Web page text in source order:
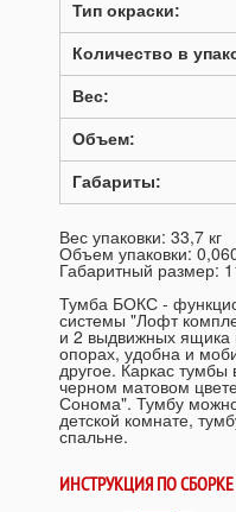
Тип окраски:
Количество в
Вес:
Объем:
Габариты:
Вес упаковки: 33,7 кг
Объем упаковки:
Габаритный размер:
Тумба БОКС -
системы "Лофт
и 2 выдвижных ящика
опорах, удобна и
другое. Каркас
черном матовом
Сонома". Тумбу
детской комнате,
спальне.
ИНСТРУКЦИЯ ПО СБОРКЕ